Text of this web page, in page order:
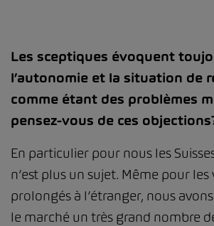
Les sceptiques évoquent
l’autonomie et la situation de
comme étant des problèmes
pensez-vous de ces
En particulier pour nous les
n’est plus un sujet. Même pour les
prolongés à l’étranger, nous
le marché un très grand nombre